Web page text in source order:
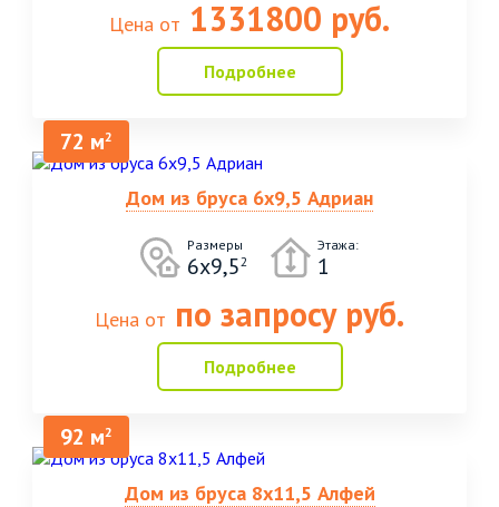
Цена от 1331800 руб.
Подробнее
72 м2
Дом из бруса 6х9,5 Адриан
Размеры
6х9,52
Этажа:
1
Цена от по запросу руб.
Подробнее
92 м2
Дом из бруса 8х11,5 Алфей